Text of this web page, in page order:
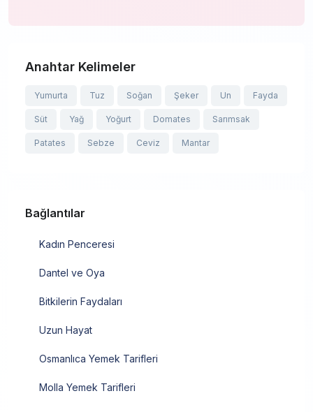
Anahtar Kelimeler
Yumurta Tuz Soğan Şeker Un Fayda
Süt Yağ Yoğurt Domates Sarımsak
Patates Sebze Ceviz Mantar
Bağlantılar
Kadın Penceresi
Dantel ve Oya
Bitkilerin Faydaları
Uzun Hayat
Osmanlıca Yemek Tarifleri
Molla Yemek Tarifleri